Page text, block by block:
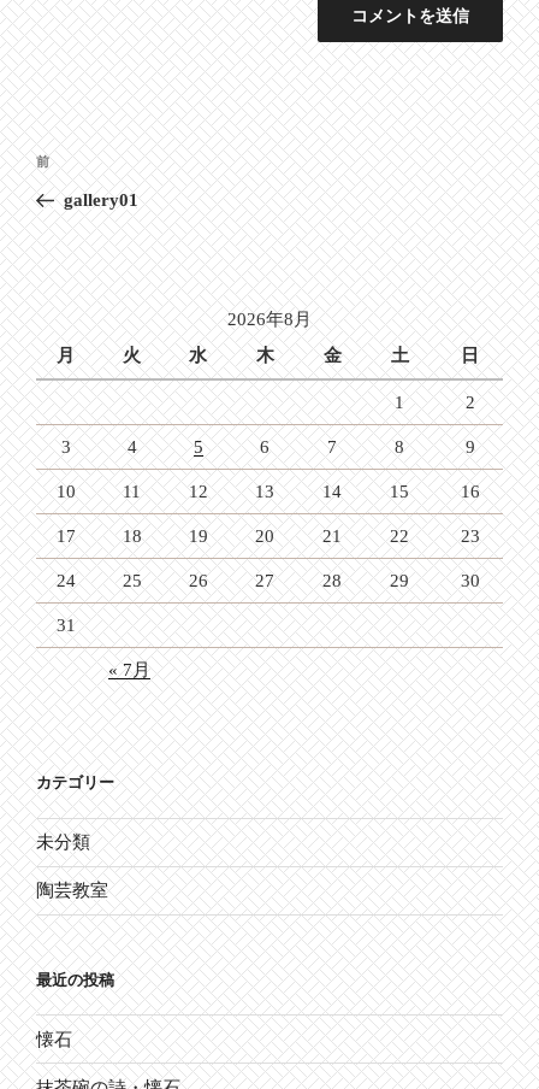
投
稿
ナ
ビ
ゲ
ー
シ
ョ
ン
前
の
投
稿
前
gallery01
2026年8月
月
火 水 木 金 土 日
1 2
3 4 5 6 7 8 9
10 11 12 13 14 15 16
17 18 19 20 21 22 23
24 25 26 27 28 29 30
31
« 7月
カテゴリー
未分類
陶芸教室
最近の投稿
懐石